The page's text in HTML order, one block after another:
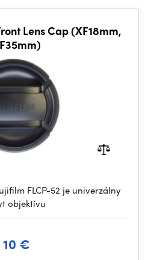
Lens Cap (XF18mm,
FLCP-52 je univerzálny
objektívu
10 €